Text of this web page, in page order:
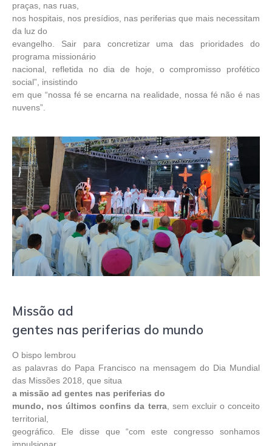
praças, nas ruas,
nos hospitais, nos presídios, nas periferias que mais necessitam
da luz do
evangelho. Sair para concretizar uma das prioridades do
programa missionário
nacional, refletida no dia de hoje, o compromisso profético
social”, insistindo
em que “nossa fé se encarna na realidade, nossa fé não é nas
nuvens”.
Missão ad
gentes nas periferias do mundo
O bispo lembrou
as palavras do Papa Francisco na mensagem do Dia Mundial
das Missões 2018, que situa
a missão ad gentes nas periferias do
mundo, nos últimos confins da terra, sem excluir o conceito
territorial,
geográfico
Ele disse que “com este congresso sonhamos
impulsionar